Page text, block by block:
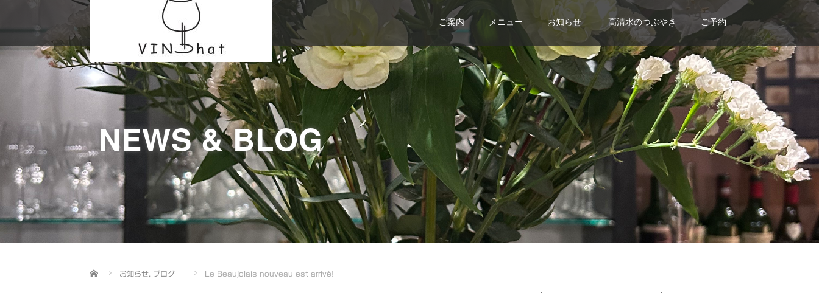
ご案内 メニュー お知らせ 高清水のつぶやき ご予約
NEWS & BLOG
Home お知らせ ブログ Le Beaujolais nouveau est arrivé!